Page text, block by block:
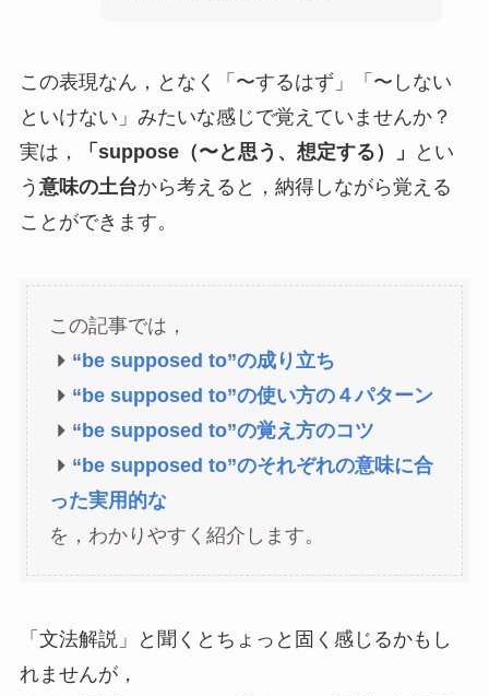
この表現なん，となく「〜するはず」「〜しない
といけない」みたいな感じで覚えていませんか？
実は，
「suppose（〜と思う、想定する）」
とい
う 意味の土台から考えると，納得しながら覚える
ことができます。
この記事では，
“be supposed to”の成り立ち
“be supposed to”の使い方の ４パターン
“ be supposed to”の覚え方のコツ
“ be supposed to”のそれぞれの意味に合
った実用的な
を，わかりやすく紹介します。
「文法解説」と聞くとちょっと固く感じるかもし
れませんが，